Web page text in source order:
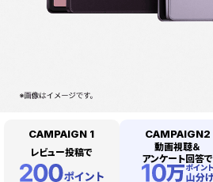
CAMPAIGN 1
レビュー投稿で
CAMPAIGN2
動画視聴＆
アンケート回答で